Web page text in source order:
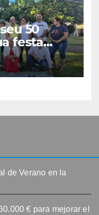
50
festa
15
de Verano en la
€ para mejorar el